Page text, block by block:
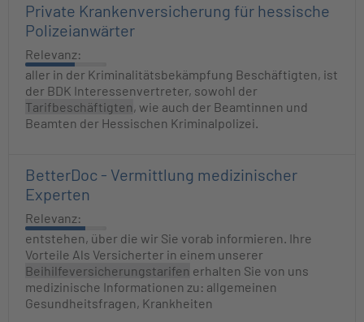
Private Krankenversicherung für hessische
Polizeianwärter
Relevanz:
aller in der Kriminalitätsbekämpfung Beschäftigten, ist
der BDK Interessenvertreter, sowohl der
Tarifbeschäftigten, wie auch der Beamtinnen und
Beamten der Hessischen Kriminalpolizei.
BetterDoc - Vermittlung medizinischer
Experten
Relevanz:
entstehen, über die wir Sie vorab informieren. Ihre
Vorteile Als Versicherter in einem unserer
Beihilfeversicherungstarifen erhalten Sie von uns
medizinische Informationen zu: allgemeinen
Gesundheitsfragen, Krankheiten